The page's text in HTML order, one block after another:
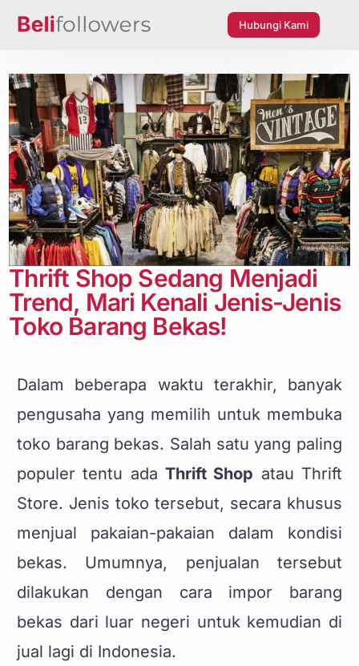
Hubungi Kami
Thrift Shop Sedang Menjadi
Trend, Mari Kenali Jenis-Jenis
Toko Barang Bekas!
Dalam beberapa waktu terakhir, banyak
pengusaha yang memilih untuk membuka
toko barang bekas. Salah satu yang paling
populer tentu ada Thrift Shop atau Thrift
Store. Jenis toko tersebut, secara khusus
menjual pakaian-pakaian dalam kondisi
bekas. Umumnya, penjualan tersebut
dilakukan dengan cara impor barang
bekas dari luar negeri untuk kemudian di
jual lagi di Indonesia.